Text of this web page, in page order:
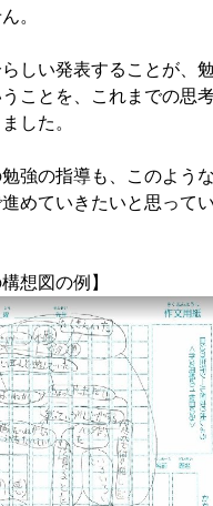
。
しい発表することが、
ことを、これまでの思
した。
強の指導も、このよう
めていきたいと思って
想図の例】